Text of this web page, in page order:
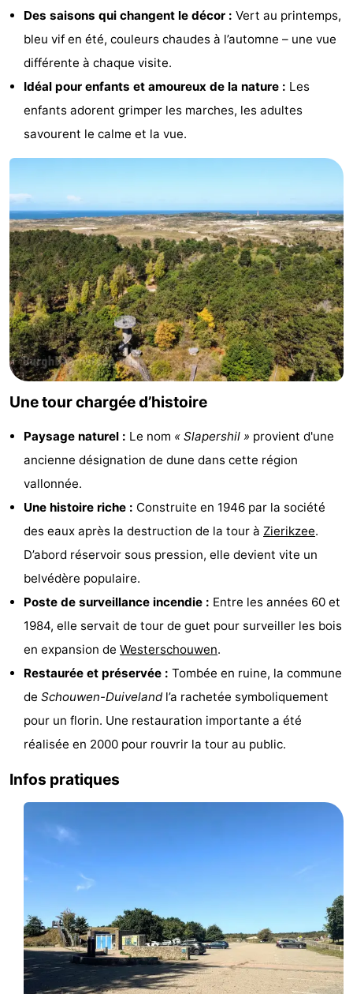
vue
Croisières
Terrains
Aires
jeux
intérieures
Parcours
de
mini-
golf
Centres
de
bien-
être
Villages
&
villes
Nature
Visites
guidées
Sports
-
vélo
Randonnée
Équitation
Terrains
golf
Surfen
Peche
Sportive
Equitation
Observation
des
phoques
Boire
manger
Événements
Pratiques
Forum
Stationnement
Adresses
Médicales
Région
Hollande-
Des saisons qui changent le décor : Vert au printemps,
bleu vif en été, couleurs chaudes à l’automne – une vue
différente à chaque visite.
Idéal pour enfants et amoureux de la nature : Les
enfants adorent grimper les marches, les adultes
savourent le calme et la vue.
Une tour chargée d’histoire
Paysage naturel : Le nom « Slapershil » provient d'une
ancienne désignation de dune dans cette région
vallonnée.
Une histoire riche : Construite en 1946 par la société
des eaux après la destruction de la tour à Zierikzee.
D’abord réservoir sous pression, elle devient vite un
belvédère populaire.
Poste de surveillance incendie : Entre les années 60 et
1984, elle servait de tour de guet pour surveiller les bois
en expansion de Westerschouwen.
Restaurée et préservée : Tombée en ruine, la commune
de Schouwen-Duivelandl’a rachetée symboliquement
pour un florin. Une restauration importante a été
réalisée en 2000 pour rouvrir la tour au public.
Infos pratiques